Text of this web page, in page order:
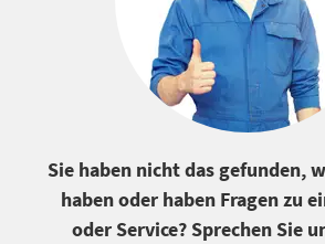
Sie haben nicht das gefunden,
haben oder haben Fragen zu
oder Service? Sprechen Sie